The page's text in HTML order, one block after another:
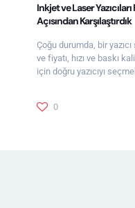
Inkjet ve Laser
Açısından Karşılaştırdık
Çoğu durumda, bir
ve fiyatı, hızı ve baskı
için doğru yazıcıyı
0